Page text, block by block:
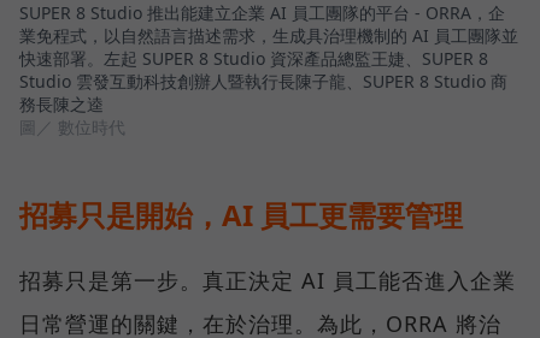
SUPER 8 Studio 推出能建立企業 AI 員工團隊的平台 - ORRA，企
業免程式，以自然語言描述需求，生成具治理機制的 AI 員工團隊並
快速部署。左起 SUPER 8 Studio 資深產品總監王婕、SUPER 8
Studio 雲發互動科技創辦人暨執行長陳子龍、SUPER 8 Studio 商
務長陳之逵
圖／ 數位時代
招募只是開始，AI 員工更需要管理
招募只是第一步。真正決定 AI 員工能否進入企業
日常營運的關鍵，在於治理。為此，ORRA 將治